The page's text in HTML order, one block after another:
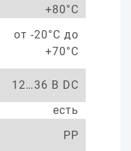
+80°С
от -20°С до
+70°С
12…36 В DC
есть
PP